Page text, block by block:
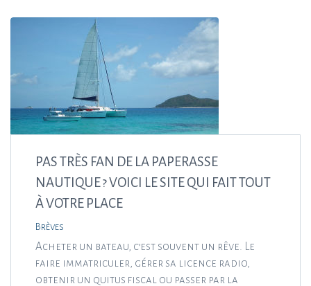
PAS TRÈS FAN DE LA PAPERASSE
NAUTIQUE ? VOICI LE SITE QUI FAIT TOUT
À VOTRE PLACE
Brèves
Acheter un bateau, c’est souvent un rêve. Le
faire immatriculer, gérer sa licence radio,
obtenir un quitus fiscal ou passer par la